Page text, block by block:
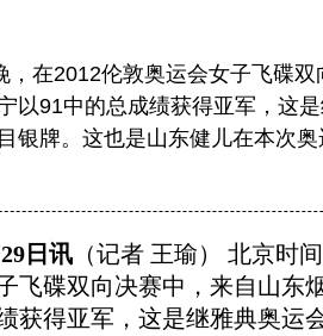
，在2012伦敦奥运会女子飞碟
以91中的总成绩获得亚军，这
银牌。这也是山东健儿在本次
日讯 （记者 王瑜）
北京时
飞碟双向决赛中，来自山东
获得亚军，这是继雅典奥运